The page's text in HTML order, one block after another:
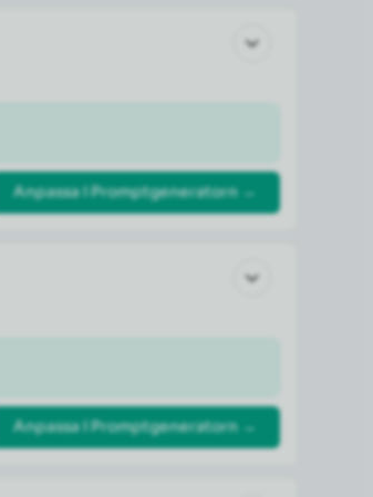
Anpassa i Promptgeneratorn →
Anpassa i Promptgeneratorn →